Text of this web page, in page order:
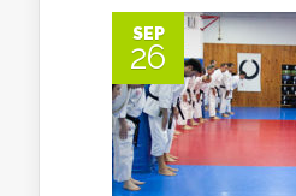
SEP
26